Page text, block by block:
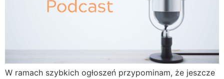
W ramach szybkich ogłoszeń przypominam, że jeszcze